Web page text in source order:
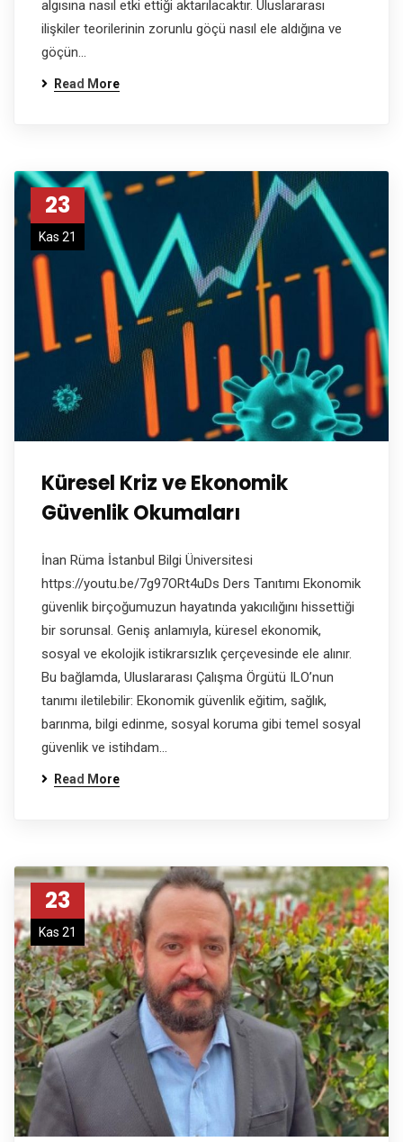
algısına nasıl etki ettiği aktarılacaktır. Uluslararası
ilişkiler teorilerinin zorunlu göçü nasıl ele aldığına ve
göçün…
Read More
23
Kas 21
Küresel Kriz ve Ekonomik
Güvenlik Okumaları
İnan Rüma İstanbul Bilgi Üniversitesi
https://youtu.be/7g97ORt4uDs Ders Tanıtımı Ekonomik
güvenlik birçoğumuzun hayatında yakıcılığını hissettiği
bir sorunsal. Geniş anlamıyla, küresel ekonomik,
sosyal ve ekolojik istikrarsızlık çerçevesinde ele alınır.
Bu bağlamda, Uluslararası Çalışma Örgütü ILO’nun
tanımı iletilebilir: Ekonomik güvenlik eğitim, sağlık,
barınma, bilgi edinme, sosyal koruma gibi temel sosyal
güvenlik ve istihdam…
Read More
23
Kas 21